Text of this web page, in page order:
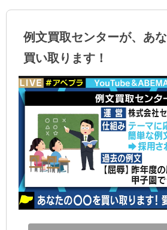
例文買取センターが、あ
買い取ります！